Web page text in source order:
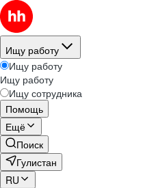
Ищу работу
Ищу работу
Ищу работу
Ищу сотрудника
Помощь
Ещё
Поиск
Гулистан
RU